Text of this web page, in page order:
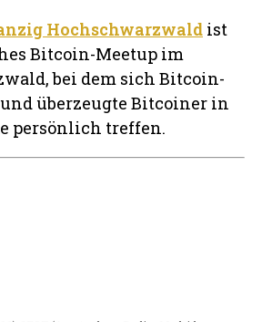
Hochschwarzwald ist
Bitcoin-Meetup im
bei dem sich Bitcoin-
überzeugte Bitcoiner in
persönlich treffen.